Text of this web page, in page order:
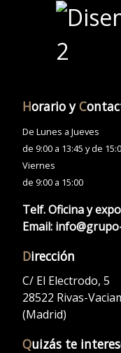
Horario yC
De Lunes a Jueves
de 9:00 a 13:45 y de
Viernes
de 9:00 a 15:00
Telf. Oficina y
Email:
Dirección
C/ El Electrodo, 5
28522 Rivas-
(Madrid)
Quizás te